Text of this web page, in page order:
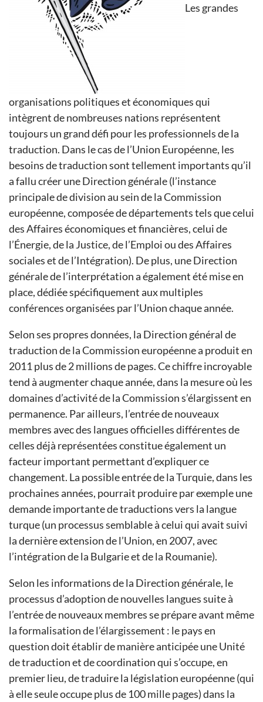
Les grandes
organisations politiques et économiques qui
intègrent de nombreuses nations représentent
toujours un grand défi pour les professionnels de la
traduction. Dans le cas de l’Union Européenne, les
besoins de traduction sont tellement importants qu’il
a fallu créer une Direction générale (l’instance
principale de division au sein de la Commission
européenne, composée de départements tels que celui
des Affaires économiques et financières, celui de
l’Énergie, de la Justice, de l’Emploi ou des Affaires
sociales et de l’Intégration). De plus, une Direction
générale de l’interprétation a également été mise en
place, dédiée spécifiquement aux multiples
conférences organisées par l’Union chaque année.
Selon ses propres données, la Direction général de
traduction de la Commission européenne a produit en
2011 plus de 2 millions de pages. Ce chiffre incroyable
tend à augmenter chaque année, dans la mesure où les
domaines d’activité de la Commission s’élargissent en
permanence. Par ailleurs, l’entrée de nouveaux
membres avec des langues officielles différentes de
celles déjà représentées constitue également un
facteur important permettant d’expliquer ce
changement. La possible entrée de la Turquie, dans les
prochaines années, pourrait produire par exemple une
demande importante de traductions vers la langue
turque (un processus semblable à celui qui avait suivi
la dernière extension de l’Union, en 2007, avec
l’intégration de la Bulgarie et de la Roumanie).
Selon les informations de la Direction générale, le
processus d’adoption de nouvelles langues suite à
l’entrée de nouveaux membres se prépare avant même
la formalisation de l’élargissement : le pays en
question doit établir de manière anticipée une Unité
de traduction et de coordination qui s’occupe, en
premier lieu, de traduire la législation européenne (qui
à elle seule occupe plus de 100 mille pages) dans la